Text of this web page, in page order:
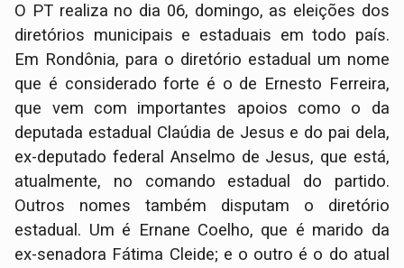
O PT realiza no dia 06, domingo, as eleições dos
diretórios municipais e estaduais em todo país.
Em Rondônia, para o diretório estadual um nome
que é considerado forte é o de Ernesto Ferreira,
que vem com importantes apoios como o da
deputada estadual Claúdia de Jesus e do pai dela,
ex-deputado federal Anselmo de Jesus, que está,
atualmente, no comando estadual do partido.
Outros nomes também disputam o diretório
estadual. Um é Ernane Coelho, que é marido da
ex-senadora Fátima Cleide; e o outro é o do atual